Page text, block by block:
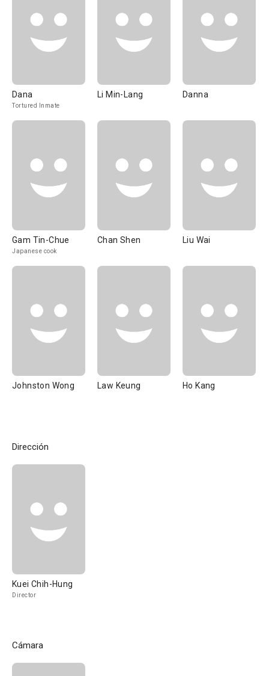
Dana
Tortured Inmate
Li Min-Lang Danna
Gam Tin-Chue
Japanese cook
Chan Shen Liu Wai
Johnston Wong Law Keung Ho Kang
Dirección
Kuei Chih-Hung
Director
Cámara